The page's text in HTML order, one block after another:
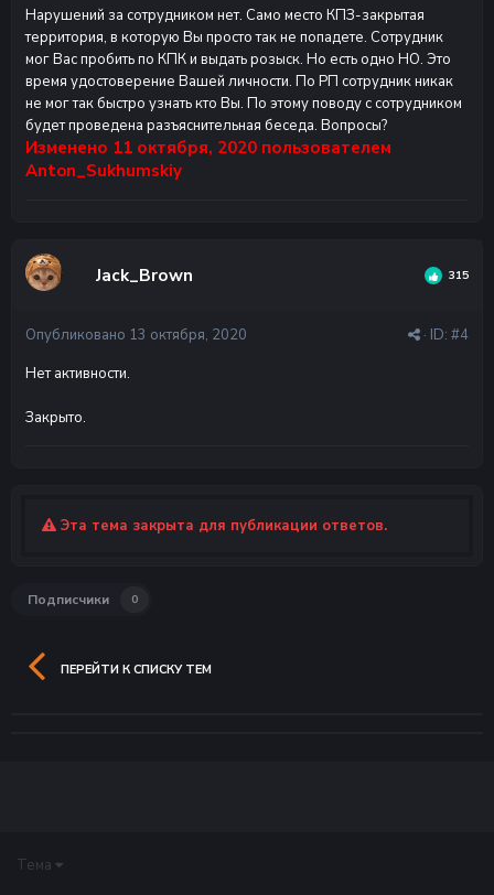
Нарушений за сотрудником нет. Само место КПЗ-закрытая
территория, в которую Вы просто так не попадете. Сотрудник
мог Вас пробить по КПК и выдать розыск. Но есть одно НО. Это
время удостоверение Вашей личности. По РП сотрудник никак
не мог так быстро узнать кто Вы. По этому поводу с сотрудником
будет проведена разъяснительная беседа. Вопросы?
Изменено 11 октября, 2020 пользователем
Anton_Sukhumskiy
Jack_Brown 315
· ID: #4
Опубликовано 13 октября, 2020
Нет активности.
Закрыто.
Эта тема закрыта для публикации ответов.
Подписчики 0
ПЕРЕЙТИ К СПИСКУ ТЕМ
Тема